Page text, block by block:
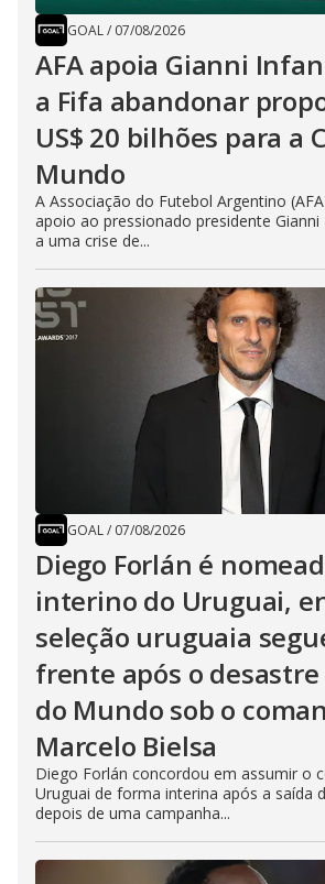
GOAL/ 07/08/2026
AFA apoia Gianni
a Fifa abandonar
US$ 20 bilhões para a
Mundo
A Associação do Futebol Argentino
apoio ao pressionado presidente
a uma crise de...
GOAL/ 07/08/2026
Diego Forlán é
interino do Uruguai,
seleção uruguaia
frente após o desastre
do Mundo sob o
Marcelo Bielsa
Diego Forlán concordou em assumir o
Uruguai de forma interina após a saída
depois de uma campanha...